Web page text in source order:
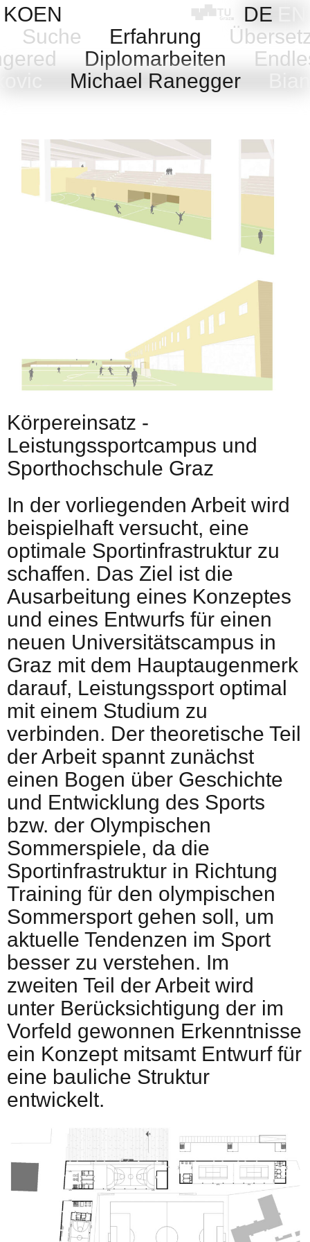
Skip
content
KOEN DE
Suche Erfahrung
Diplomarbeiten
Michael Ranegger
Körpereinsatz -
Leistungssportcampus und
Sporthochschule Graz
In der vorliegenden Arbeit wird
beispielhaft versucht, eine
optimale Sportinfrastruktur zu
schaffen. Das Ziel ist die
Ausarbeitung eines Konzeptes
und eines Entwurfs für einen
neuen Universitätscampus in
Graz mit dem Hauptaugenmerk
darauf, Leistungssport optimal
mit einem Studium zu
verbinden. Der theoretische Teil
der Arbeit spannt zunächst
einen Bogen über Geschichte
und Entwicklung des Sports
bzw. der Olympischen
Sommerspiele, da die
Sportinfrastruktur in Richtung
Training für den olympischen
Sommersport gehen soll, um
aktuelle Tendenzen im Sport
besser zu verstehen. Im
zweiten Teil der Arbeit wird
unter Berücksichtigung der im
Vorfeld gewonnen Erkenntnisse
ein Konzept mitsamt Entwurf für
eine bauliche Struktur
entwickelt.